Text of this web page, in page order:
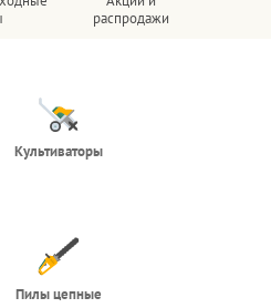
распродажи
Культиваторы
Пилы цепные